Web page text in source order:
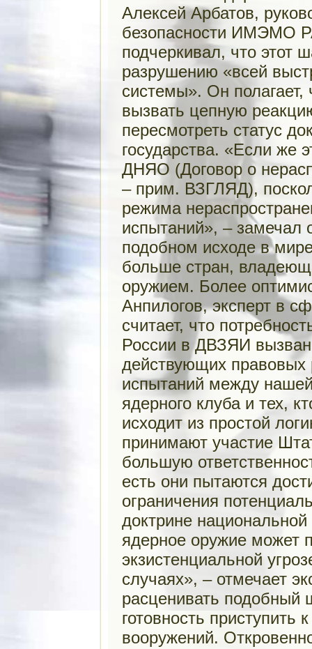
Алексей Арбатов,
безопасности ИМЭМО
подчеркивал, что этот
разрушению «всей
системы». Он
вызвать цепную
пересмотреть статус
государства. «Если же
ДНЯО (Договор о
– прим. ВЗГЛЯД),
режима
испытаний», – замечал
подобном исходе в
больше стран,
оружием. Более
Анпилогов, эксперт в
считает, что
России в ДВЗЯИ
действующих
испытаний между
ядерного клуба и тех,
исходит из простой
принимают участие
большую
есть они пытаются
ограничения
доктрине
ядерное оружие может
экзистенциальной
случаях», – отмечает
расценивать подобный
готовность приступить
вооружений.